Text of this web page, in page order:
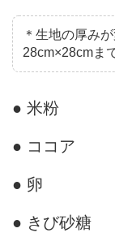
＊生地の厚み
28cm×28cmま
● 米粉
● ココア
● 卵
● きび砂糖